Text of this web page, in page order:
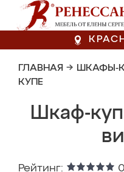
ГЛАВНАЯ → ШКАФЫ-
КУПЕ
Шкаф-
Рейтинг: